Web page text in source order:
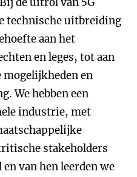
technische uitbreiding
aan het
en leges, tot aan
en
We hebben een
industrie, met
stakeholders
van hen leerden we